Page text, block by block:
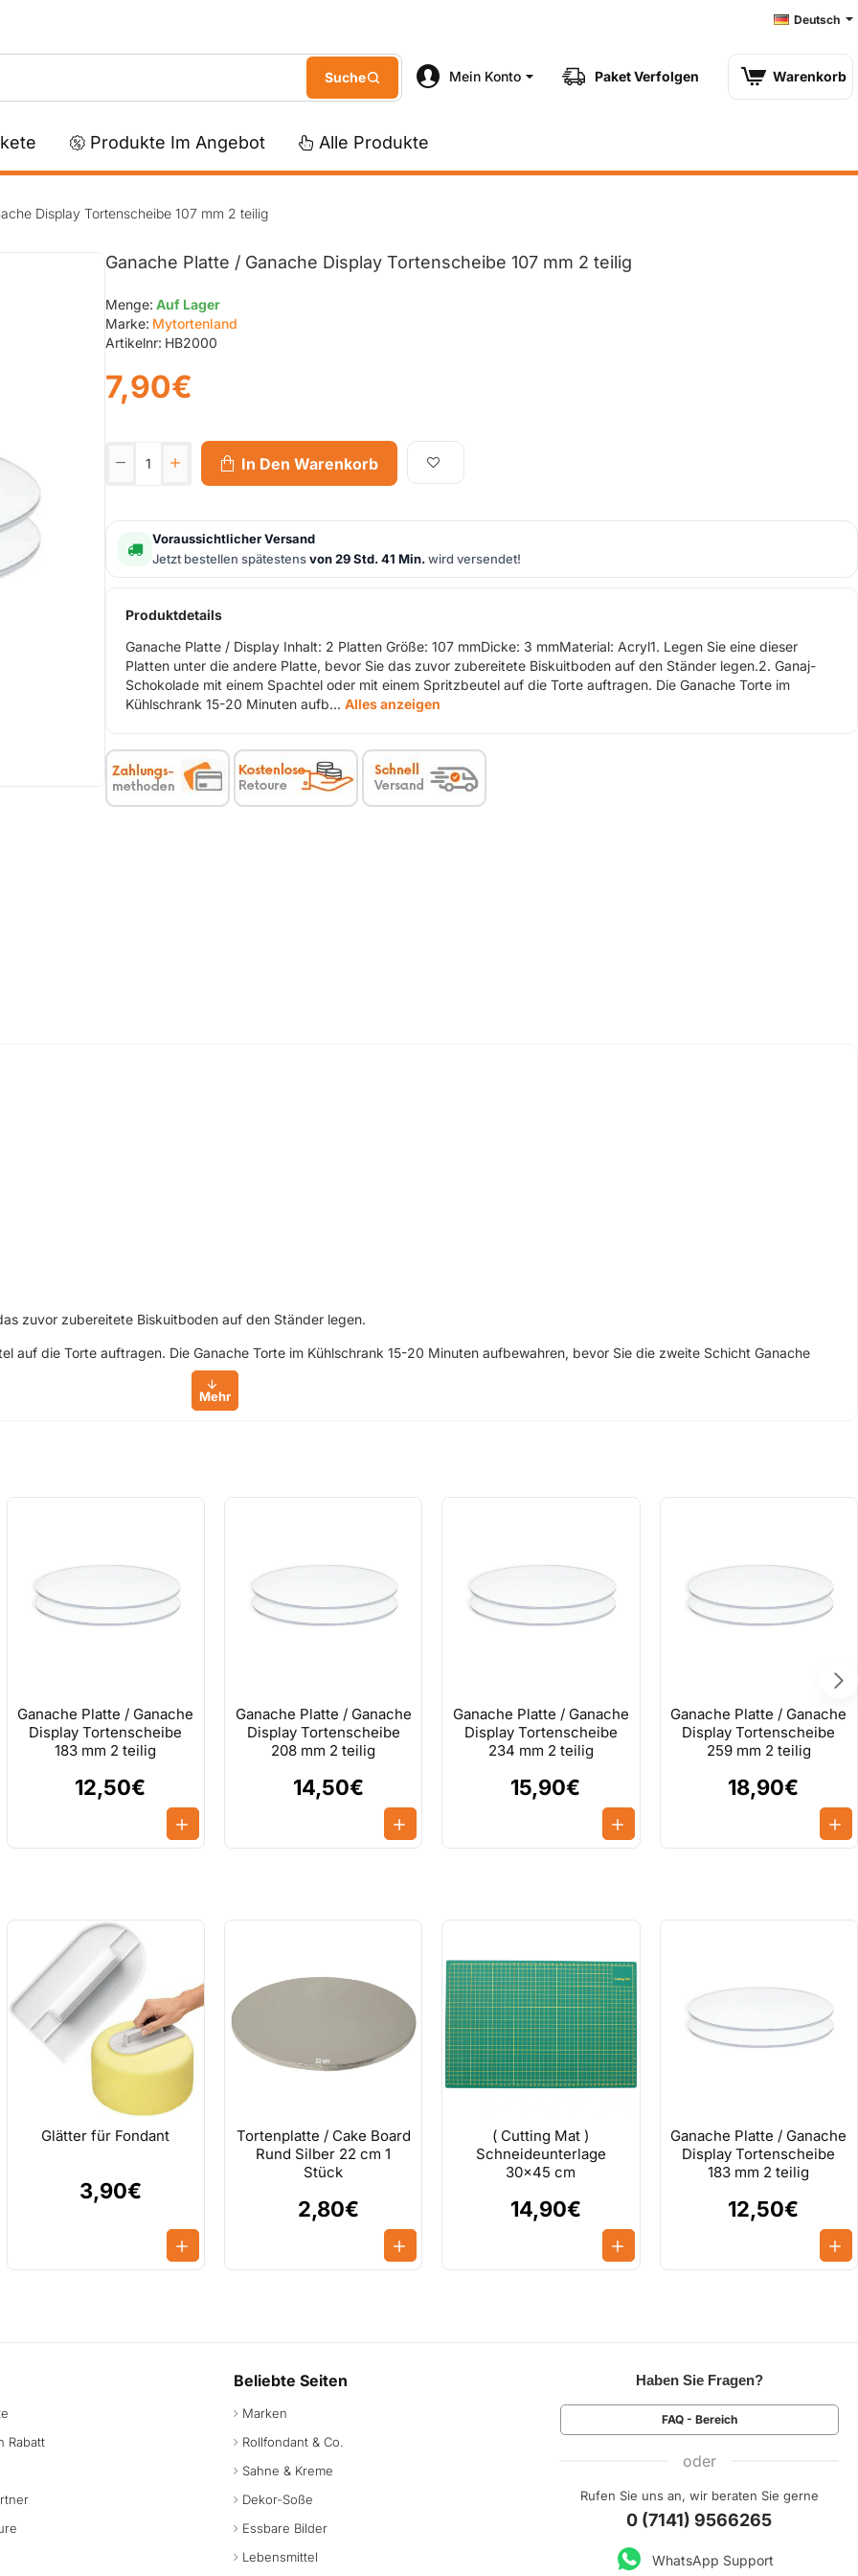
Deutsch
Mein Konto Paket Verfolgen Warenkorb
Produkte Im Angebot Alle Produkte
Display Tortenscheibe 107 mm 2 teilig
Ganache Platte / Ganache Display Tortenscheibe 107 mm 2 teilig
Menge: Auf Lager
Marke: Mytortenland
Artikelnr: HB2000
7,90€
In Den Warenkorb
Voraussichtlicher Versand
Jetzt bestellen spätestensvon 29 Std. 41 Min.wird versendet!
Produktdetails
Ganache Platte / Display Inhalt: 2 Platten Größe: 107 mmDicke: 3 mmMaterial: Acryl1. Legen Sie eine dieser
Platten unter die andere Platte, bevor Sie das zuvor zubereitete Biskuitboden auf den Ständer legen.2. Ganaj-
Schokolade mit einem Spachtel oder mit einem Spritzbeutel auf die Torte auftragen. Die Ganache Torte im
Kühlschrank 15-20 Minuten aufb... Alles anzeigen
zuvor zubereitete Biskuitboden auf den Ständer legen.
auf die Torte auftragen. Die Ganache Torte im Kühlschrank 15-20 Minuten aufbewahren, bevor Sie die zweite Schicht Ganache
einfriert.
Rollfondant.
vollmilch Schokolade zufügen.
mit niedriger Hitze.
im Kühlschrank ruhen lassen.
verwenden und mit Rollfondant einfach einkleiden.
Ganache Platte / Ganache
Display Tortenscheibe
183 mm 2 teilig
12,50€
Ganache Platte / Ganache
Display Tortenscheibe
208 mm 2 teilig
14,50€
Ganache Platte / Ganache
Display Tortenscheibe
234 mm 2 teilig
15,90€
Ganache Platte / Ganache
Display Tortenscheibe
259 mm 2 teilig
18,90€
Glätter für Fondant
3,90€
Tortenplatte / Cake Board
Rund Silber 22 cm 1
Stück
2,80€
( Cutting Mat )
Schneideunterlage
30x45 cm
14,90€
Ganache Platte / Ganache
Display Tortenscheibe
183 mm 2 teilig
12,50€
Rabatt
Beliebte Seiten
Marken
Rollfondant & Co.
Sahne & Kreme
Dekor-Soße
Essbare Bilder
Lebensmittel
Haben Sie Fragen?
FAQ - Bereich
oder
Rufen Sie uns an, wir beraten Sie gerne
0 (7141) 9566265
WhatsApp Support